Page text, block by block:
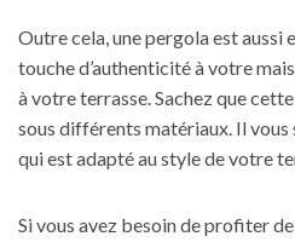
Outre cela, une pergola est aussi
touche d’authenticité à votre
à votre terrasse. Sachez que
sous différents matériaux. Il
qui est adapté au style de votre
Si vous avez besoin de profiter